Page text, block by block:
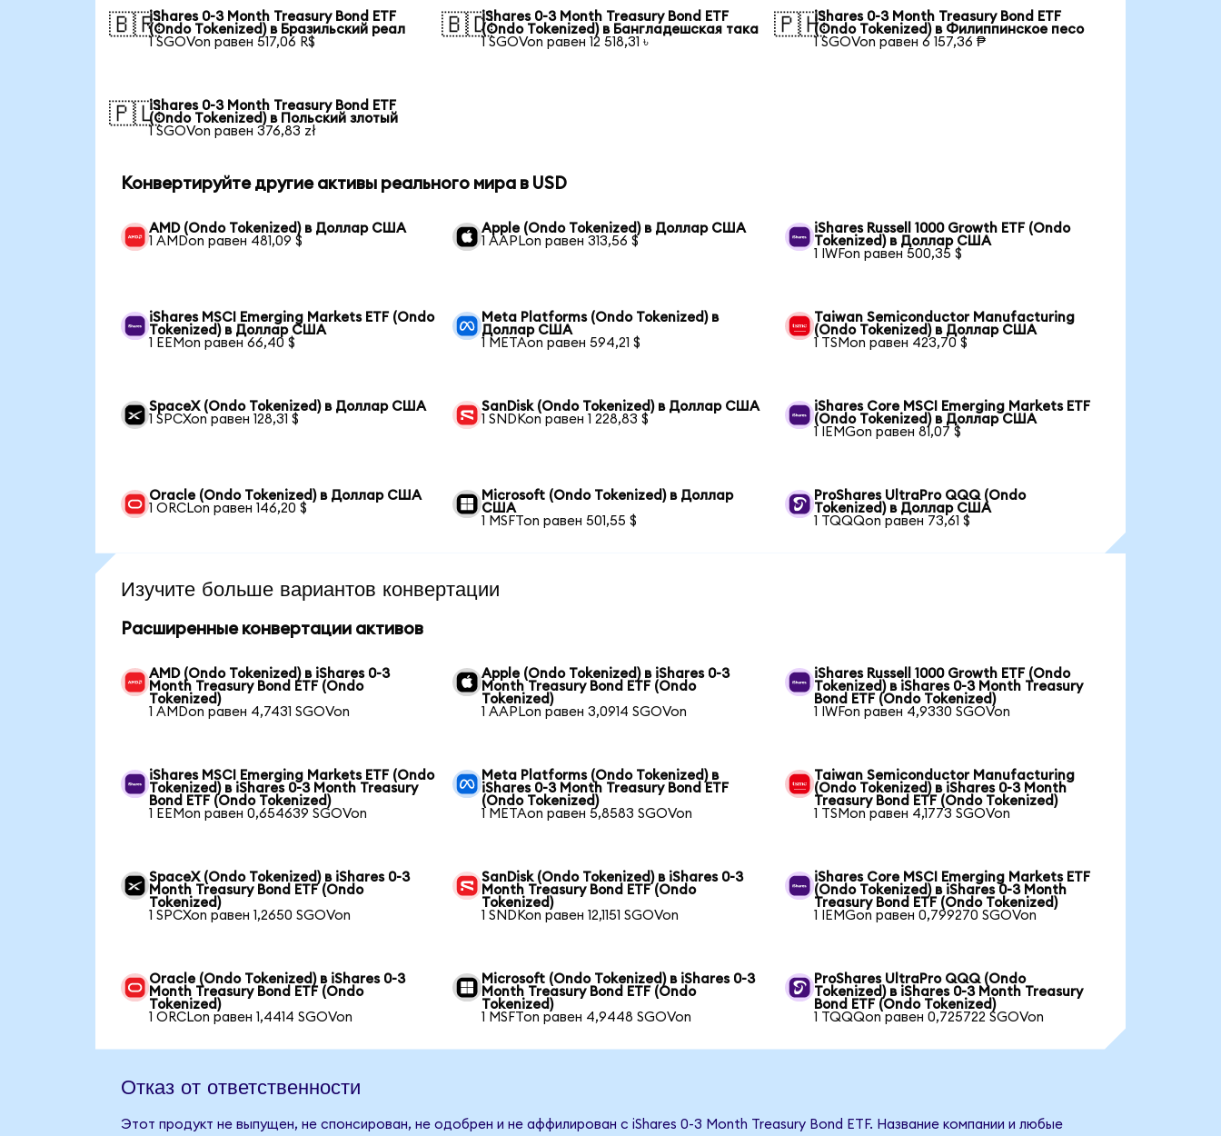
🇧🇷iShares 0-3 Month Treasury Bond ETF
(Ondo Tokenized) в Бразильский реал
1 SGOVon равен 517,06 R$
🇧🇩iShares 0-3 Month Treasury Bond ETF
(Ondo Tokenized) в Бангладешская така
1 SGOVon равен 12 518,31 ৳
🇵🇭iShares 0-3 Month Treasury Bond ETF
(Ondo Tokenized) в Филиппинское песо
1 SGOVon равен 6 157,36 ₱
🇵🇱iShares 0-3 Month Treasury Bond ETF
(Ondo Tokenized) в Польский злотый
1 SGOVon равен 376,83 zł
Конвертируйте другие активы реального мира в USD
AMD (Ondo Tokenized) в Доллар США
1 AMDon равен 481,09 $
Apple (Ondo Tokenized) в Доллар США
1 AAPLon равен 313,56 $
iShares Russell 1000 Growth ETF (Ondo
Tokenized) в Доллар США
1 IWFon равен 500,35 $
iShares MSCI Emerging Markets ETF (Ondo
Tokenized) в Доллар США
1 EEMon равен 66,40 $
Meta Platforms (Ondo Tokenized) в
Доллар США
1 METAon равен 594,21 $
Taiwan Semiconductor Manufacturing
(Ondo Tokenized) в Доллар США
1 TSMon равен 423,70 $
SpaceX (Ondo Tokenized) в Доллар США
1 SPCXon равен 128,31 $
SanDisk (Ondo Tokenized) в Доллар США
1 SNDKon равен 1 228,83 $
iShares Core MSCI Emerging Markets ETF
(Ondo Tokenized) в Доллар США
1 IEMGon равен 81,07 $
Oracle (Ondo Tokenized) в Доллар США
1 ORCLon равен 146,20 $
Microsoft (Ondo Tokenized) в Доллар
США
1 MSFTon равен 501,55 $
ProShares UltraPro QQQ (Ondo
Tokenized) в Доллар США
1 TQQQon равен 73,61 $
Изучите больше вариантов конвертации
Расширенные конвертации активов
AMD (Ondo Tokenized) в iShares 0-3
Month Treasury Bond ETF (Ondo
Tokenized)
1 AMDon равен 4,7431 SGOVon
Apple (Ondo Tokenized) в iShares 0-3
Month Treasury Bond ETF (Ondo
Tokenized)
1 AAPLon равен 3,0914 SGOVon
iShares Russell 1000 Growth ETF (Ondo
Tokenized) в iShares 0-3 Month Treasury
Bond ETF (Ondo Tokenized)
1 IWFon равен 4,9330 SGOVon
iShares MSCI Emerging Markets ETF (Ondo
Tokenized) в iShares 0-3 Month Treasury
Bond ETF (Ondo Tokenized)
1 EEMon равен 0,654639 SGOVon
Meta Platforms (Ondo Tokenized) в
iShares 0-3 Month Treasury Bond ETF
(Ondo Tokenized)
1 METAon равен 5,8583 SGOVon
Taiwan Semiconductor Manufacturing
(Ondo Tokenized) в iShares 0-3 Month
Treasury Bond ETF (Ondo Tokenized)
1 TSMon равен 4,1773 SGOVon
SpaceX (Ondo Tokenized) в iShares 0-3
Month Treasury Bond ETF (Ondo
Tokenized)
1 SPCXon равен 1,2650 SGOVon
SanDisk (Ondo Tokenized) в iShares 0-3
Month Treasury Bond ETF (Ondo
Tokenized)
1 SNDKon равен 12,1151 SGOVon
iShares Core MSCI Emerging Markets ETF
(Ondo Tokenized) в iShares 0-3 Month
Treasury Bond ETF (Ondo Tokenized)
1 IEMGon равен 0,799270 SGOVon
Oracle (Ondo Tokenized) в iShares 0-3
Month Treasury Bond ETF (Ondo
Tokenized)
1 ORCLon равен 1,4414 SGOVon
Microsoft (Ondo Tokenized) в iShares 0-3
Month Treasury Bond ETF (Ondo
Tokenized)
1 MSFTon равен 4,9448 SGOVon
ProShares UltraPro QQQ (Ondo
Tokenized) в iShares 0-3 Month Treasury
Bond ETF (Ondo Tokenized)
1 TQQQon равен 0,725722 SGOVon
Отказ от ответственности
Этот продукт не выпущен, не спонсирован, не одобрен и не аффилирован с iShares 0-3 Month Treasury Bond ETF. Название компании и любые